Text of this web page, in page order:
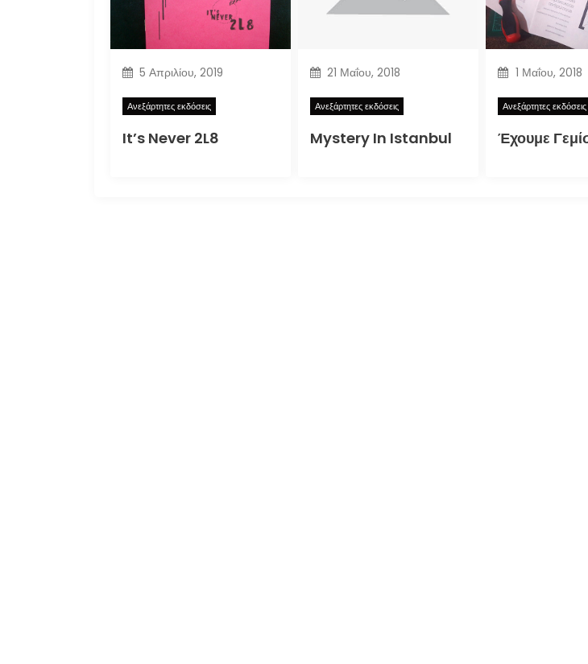
5 Απριλίου, 2019
Ανεξάρτητες εκδόσεις
It’s Never 2L8
21 Μαΐου, 2018
Ανεξάρτητες εκδόσεις
Mystery In Istanbul
1 Μαΐου, 2018
Ανεξάρτητες εκδόσεις